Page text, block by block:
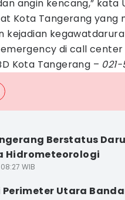
angin kencang,” kata
Kota Tangerang yang
di call center
Kota Tangerang –
Berstatus
Hidrometeorologi
WIB
Perimeter Utara